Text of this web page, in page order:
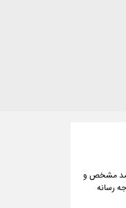
مشخص و
رسانه